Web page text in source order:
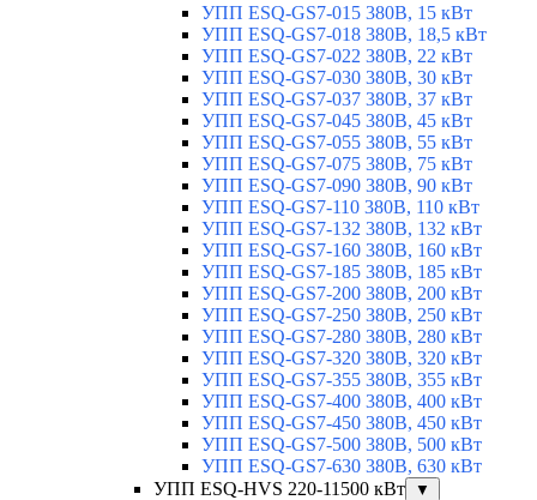
УПП ESQ-GS7-015 380В, 15 кВт
УПП ESQ-GS7-018 380В, 18,5 кВт
УПП ESQ-GS7-022 380В, 22 кВт
УПП ESQ-GS7-030 380В, 30 кВт
УПП ESQ-GS7-037 380В, 37 кВт
УПП ESQ-GS7-045 380В, 45 кВт
УПП ESQ-GS7-055 380В, 55 кВт
УПП ESQ-GS7-075 380В, 75 кВт
УПП ESQ-GS7-090 380В, 90 кВт
УПП ESQ-GS7-110 380В, 110 кВт
УПП ESQ-GS7-132 380В, 132 кВт
УПП ESQ-GS7-160 380В, 160 кВт
УПП ESQ-GS7-185 380В, 185 кВт
УПП ESQ-GS7-200 380В, 200 кВт
УПП ESQ-GS7-250 380В, 250 кВт
УПП ESQ-GS7-280 380В, 280 кВт
УПП ESQ-GS7-320 380В, 320 кВт
УПП ESQ-GS7-355 380В, 355 кВт
УПП ESQ-GS7-400 380В, 400 кВт
УПП ESQ-GS7-450 380В, 450 кВт
УПП ESQ-GS7-500 380В, 500 кВт
УПП ESQ-GS7-630 380В, 630 кВт
УПП ESQ-HVS 220-11500 кВт
▼